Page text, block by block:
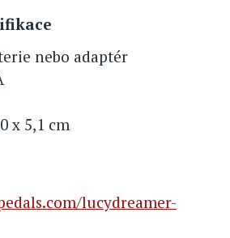
nebo adaptér
x 5,1 cm
lucydreamer-